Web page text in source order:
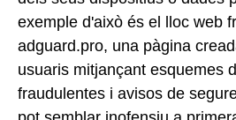
exemple d'això és el lloc web
adguard.pro, una pàgina
usuaris mitjançant esquemes
fraudulentes i avisos de